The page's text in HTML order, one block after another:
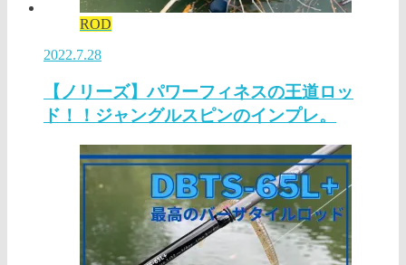
ROD
2022.7.28
【ノリーズ】パワーフィネスの王道ロッ
ド！！ジャングルスピンのインプレ。